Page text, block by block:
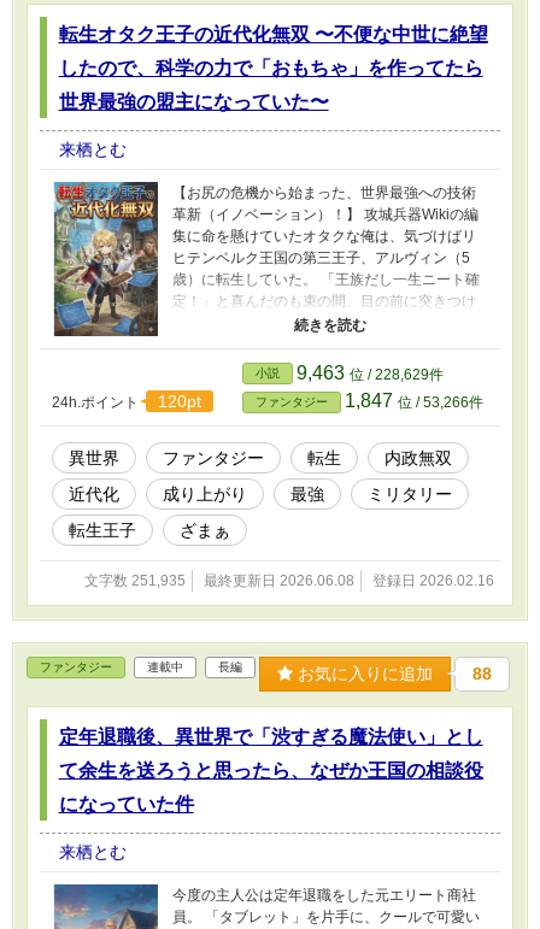
転生オタク王子の近代化無双 〜不便な中世に絶望
したので、科学の力で「おもちゃ」を作ってたら
世界最強の盟主になっていた〜
来栖とむ
【お尻の危機から始まった、世界最強への技術
革新（イノベーション）！】 攻城兵器Wikiの編
集に命を懸けていたオタクな俺は、気づけばリ
ヒテンベルク王国の第三王子、アルヴィン（5
歳）に転生していた。 「王族だし一生ニート確
定！」と喜んだのも束の間、目の前に突きつけ
られたのは絶望的な中世の現実だった。 ――ト
イレットペーパーがない。 ――石鹸がない。
――まともな筆記用具すらない。 「おれの繊細
な二十一世紀生活を返せぇぇぇ！」 お尻の平和
と快適な引きこもり生活を守るため、俺は決意
する。ないなら作ればいい。 パルプから紙を漉
き、毛細管現象で万年筆を再発明。さらには複
式簿記、有刺鉄線、挙句の果てには蒸気機関ま
で……。 自分の「趣味とおもちゃ」を作ってい
たはずが、気づけば周囲には数字の天才、凄腕
の狙撃手、伝説の鍛冶師が集結し、俺の離宮は
世界で最も危険な「近代化の要塞」と化してい
た。 やがて、小国を侮る大国たちの二十万連合
軍が押し寄せるが――。 「時代遅れの騎士道ご
てやる」 これは、ただ快適に暮らしたいだけの
オタク王子が、科学と経済の力で中世を魔改造
し、いつの間にか世界を平らげてしまう物語。
24h.ポイント 120pt
小説 9,463 位 / 228,629件
ファンタジー 1,847 位 / 53,266件
異世界 ファンタジー 転生
内政無双
近代化
成り上がり 最強
ミリタリー
転生王子
ざまぁ
文字数 251,935 最終更新日 2026.06.08 登録日 2026.02.16
ファンタジー 連載中 長編 お気に入りに追加 88
定年退職後、異世界で「渋すぎる魔法使い」とし
て余生を送ろうと思ったら、なぜか王国の相談役
になっていた件
来栖とむ
今度の主人公は定年退職をした元エリート商社
員。 「タブレット」を片手に、クールで可愛い